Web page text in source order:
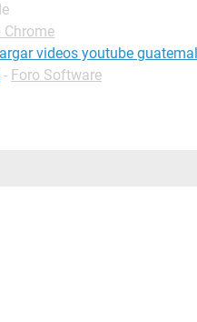
Chrome
videos youtube
- Foro Software